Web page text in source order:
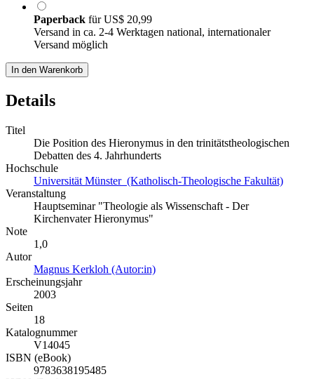
Paperback fürUS$ 20,99
Versand in ca. 2-4 Werktagen national, internationaler
Versand möglich
In den Warenkorb
Details
Titel
Die Position des Hieronymus in den trinitätstheologischen
Debatten des 4. Jahrhunderts
Hochschule
Universität Münster (Katholisch-Theologische Fakultät)
Veranstaltung
Hauptseminar "Theologie als Wissenschaft - Der
Kirchenvater Hieronymus"
Note
1,0
Autor
Magnus Kerkloh (Autor:in)
Erscheinungsjahr
2003
Seiten
18
Katalognummer
V14045
ISBN (eBook)
9783638195485